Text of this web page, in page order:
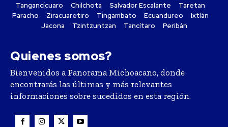
Tangancícuaro
Chilchota Salvador Escalante
Taretan
Paracho
Ziracuaretiro Tingambato Ecuandureo
Ixtlán
Jacona
Tzintzuntzan Tancítaro Peribán
Quienes somos?
Bienvenidos a Panorama Michoacano, donde
encontrarás las últimas y más relevantes
informaciones sobre sucedidos en esta región.